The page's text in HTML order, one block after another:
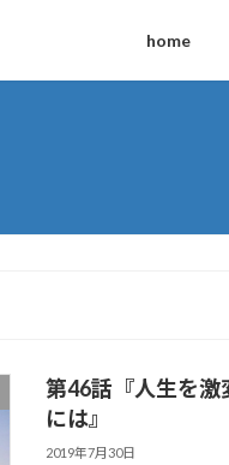
home
第46話『人生を激
には』
2019年7月30日